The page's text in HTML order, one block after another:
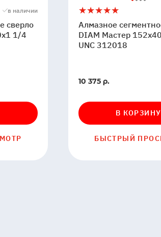
в наличии
сверло
1/4
Алмазное
сегментное
сверло
DIAM
1/4
312018
5
Алмазное
DIAM Мастер
UNC 312018
В
10 375 р.
В КОРЗИНУ
БЫСТРЫЙ